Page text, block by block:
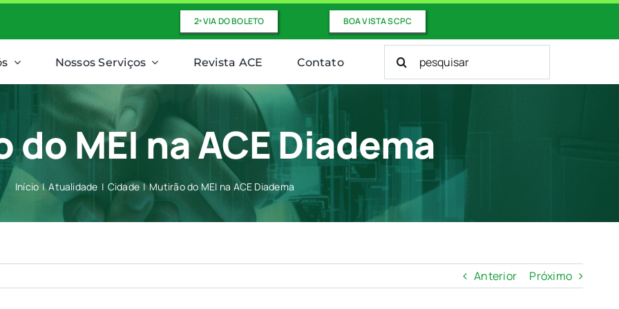
2ª VIA DO BOLETO BOA VISTA SCPC
Nossos Serviços Revista ACE Contato
Buscar
resultados
MEI na ACE Diadema
Início Atualidade Cidade Mutirão do MEI na ACE Diadema
Anterior Próximo